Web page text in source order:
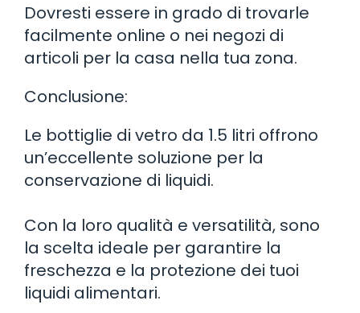
Dovresti essere in grado di trovarle
facilmente online o nei negozi di
articoli per la casa nella tua zona.
Conclusione:
Le bottiglie di vetro da 1.5 litri offrono
un’eccellente soluzione per la
conservazione di liquidi.
Con la loro qualità e versatilità, sono
la scelta ideale per garantire la
freschezza e la protezione dei tuoi
liquidi alimentari.